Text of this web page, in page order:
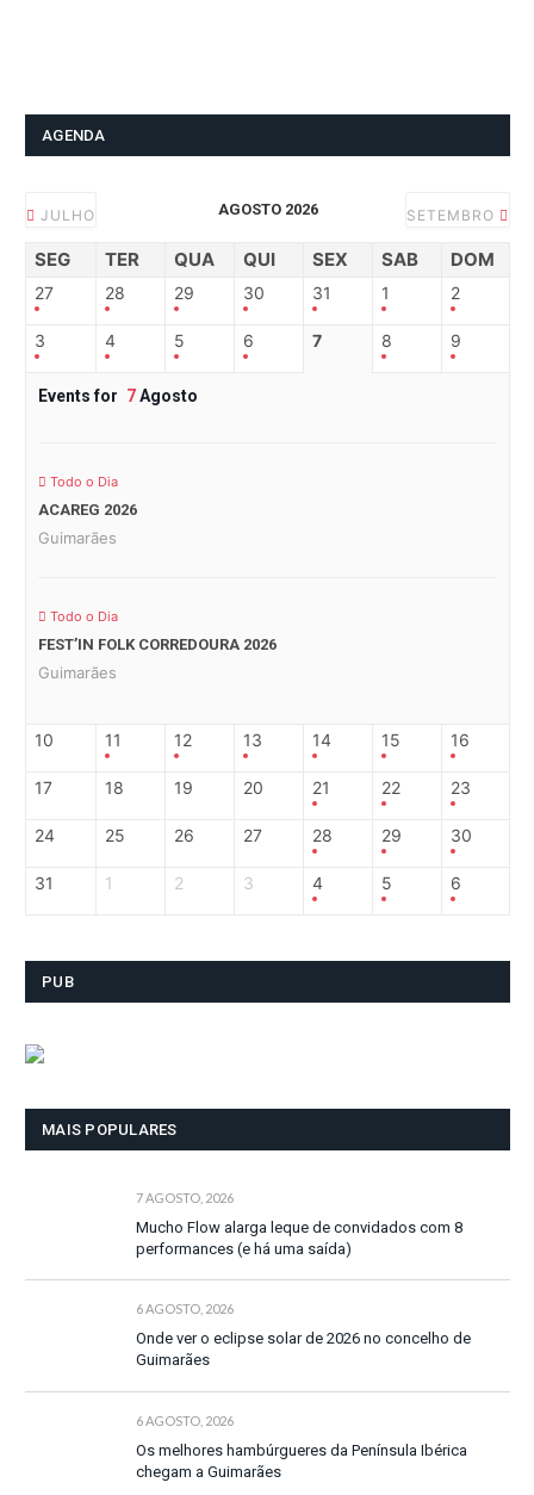
AGENDA
JULHO AGOSTO 2026 SETEMBRO
SEG TER QUA QUI SEX SAB DOM
27 28 29 30 31 1 2
3 4 5 6 7 8 9
Events for 7Agosto
Todo o Dia
ACAREG 2026
Guimarães
Todo o Dia
FEST’IN FOLK CORREDOURA 2026
Guimarães
10 11 12 13 14 15 16
17 18 19 20 21 22 23
24 25 26 27 28 29 30
31 1 2 3 4 5 6
PUB
MAIS POPULARES
7 AGOSTO, 2026
Mucho Flow alarga leque de convidados com 8
performances (e há uma saída)
6 AGOSTO, 2026
Onde ver o eclipse solar de 2026 no concelho de
Guimarães
6 AGOSTO, 2026
Os melhores hambúrgueres da Península Ibérica
chegam a Guimarães